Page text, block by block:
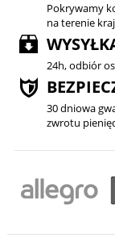
Pokrywamy
na terenie
24h, odbiór
30 dniowa
zwrotu